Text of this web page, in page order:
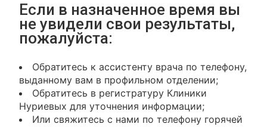
Если в назначенное время вы
не увидели свои результаты,
пожалуйста:
Обратитесь к ассистенту врача по телефону,
выданному вам в профильном отделении;
Обратитесь в регистратуру Клиники
Нуриевых для уточнения информации;
Или свяжитесь с нами по телефону горячей